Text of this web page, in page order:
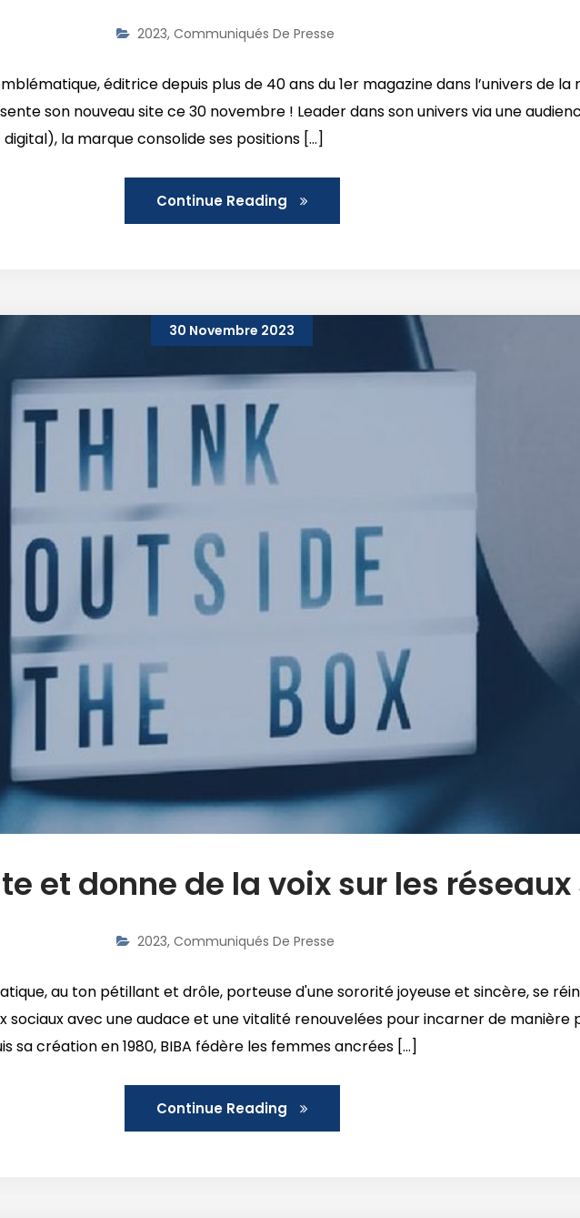
2023, Communiqués De Presse
éditrice depuis plus de 40 ans du 1er magazine dans l’univers de
son nouveau site ce 30 novembre ! Leader dans son univers via une
la marque consolide ses positions [...]
Continue Reading
30 Novembre 2023
et donne de la voix sur les
2023, Communiqués De Presse
au ton pétillant et drôle, porteuse d'une sororité joyeuse et sincère, se
sociaux avec une audace et une vitalité renouvelées pour incarner de
sa création en 1980, BIBA fédère les femmes ancrées [...]
Continue Reading